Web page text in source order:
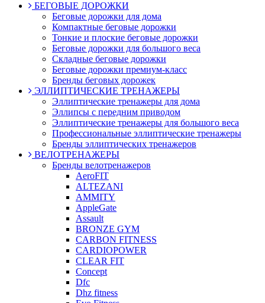
БЕГОВЫЕ ДОРОЖКИ
Беговые дорожки для дома
Компактные беговые дорожки
Тонкие и плоские беговые дорожки
Беговые дорожки для большого веса
Складные беговые дорожки
Беговые дорожки премиум-класс
Бренды беговых дорожек
ЭЛЛИПТИЧЕСКИЕ ТРЕНАЖЕРЫ
Эллиптические тренажеры для дома
Эллипсы с передним приводом
Эллиптические тренажеры для большого веса
Профессиональные эллиптические тренажеры
Бренды эллиптических тренажеров
ВЕЛОТРЕНАЖЕРЫ
Бренды велотренажеров
AeroFIT
ALTEZANI
AMMITY
AppleGate
Assault
BRONZE GYM
CARBON FITNESS
CARDIOPOWER
CLEAR FIT
Concept
Dfc
Dhz fitness